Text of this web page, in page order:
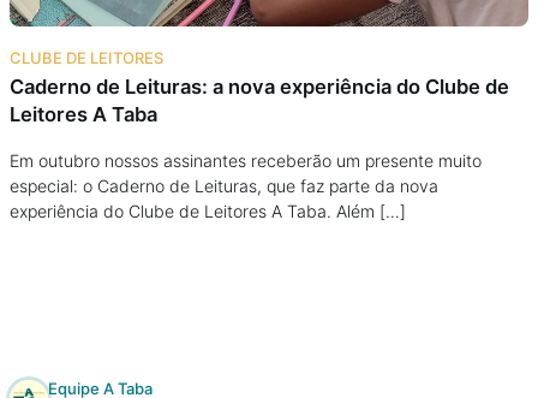
Na escola
Na família
Colunas
CLUBE DE LEITORES
Caderno de Leituras: a nova experiência do Clube de
Leitores A Taba
Em outubro nossos assinantes receberão um presente muito
especial: o Caderno de Leituras, que faz parte da nova
experiência do Clube de Leitores A Taba. Além […]
Equipe A Taba